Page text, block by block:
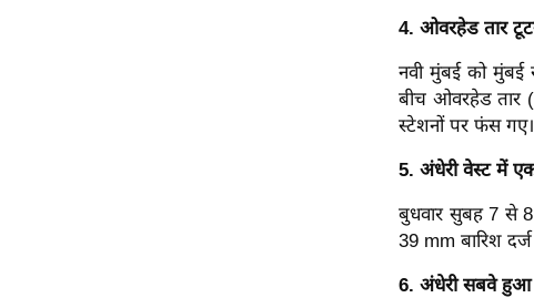
4. ओवरहेड तार
नवी मुंबई को
बीच ओवरहेड तार
स्टेशनों पर फंस
5. अंधेरी वेस्ट में
बुधवार सुबह 7 से
39 mm बारिश
6. अंधेरी सबवे हुआ